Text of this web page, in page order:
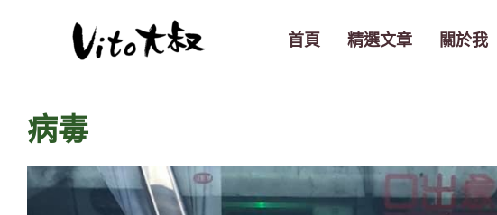
首頁 精選文章 關於我
病毒